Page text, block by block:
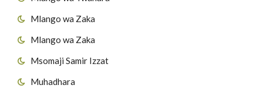
Mlango wa Zaka
Mlango wa Zaka
Msomaji Samir Izzat
Muhadhara